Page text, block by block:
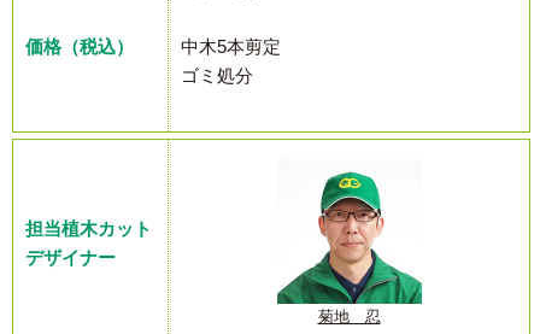
価格（税込）
中木5本剪定
ゴミ処分
担当植木カット
デザイナー
菊地 忍